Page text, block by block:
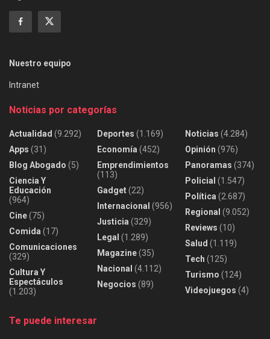
Nuestro equipo
Intranet
Noticias por categorías
Actualidad (9.292)
Apps (31)
Blog Abogado (5)
Ciencia Y
Educación
(964)
Cine(75)
Comida (17)
Comunicaciones
(329)
Cultura Y
Espectáculos
(1.203)
Deportes (1.169)
Economía (452)
Emprendimientos
(113)
Gadget(22)
Internacional (956)
Justicia (329)
Legal (1.289)
Magazine(35)
Nacional (4.112)
Negocios (89)
Noticias (4.284)
Opinión (976)
Panoramas (374)
Policial (1.547)
Política (2.687)
Regional (9.052)
Reviews (10)
Salud (1.119)
Tech (125)
Turismo (124)
Videojuegos (4)
Te puede interesar